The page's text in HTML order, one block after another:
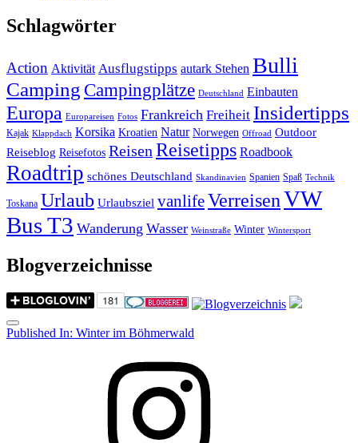
Schlagwörter
Action Aktivität Ausflugstipps autark Stehen Bulli
Camping Campingplätze Deutschland Einbauten
Europa Europareisen Fotos Frankreich Freiheit Insidertipps
Kajak Klappdach Korsika Kroatien Natur Norwegen Offroad Outdoor
Reiseblog Reisefotos ReisenReisetipps Roadbook
Roadtrip schönes Deutschland Skandinavien Spanien Spaß Technik
Toskana Urlaub Urlaubsziel vanlifeVerreisenVW
Bus T3 Wanderung Wasser Weinstraße Winter Wintersport
Blogverzeichnisse
Menu
Post
Published In: Winter im Böhmerwald